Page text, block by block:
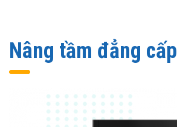
Nâng tầm đẳng cấp